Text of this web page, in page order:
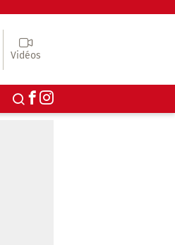
Vidéos